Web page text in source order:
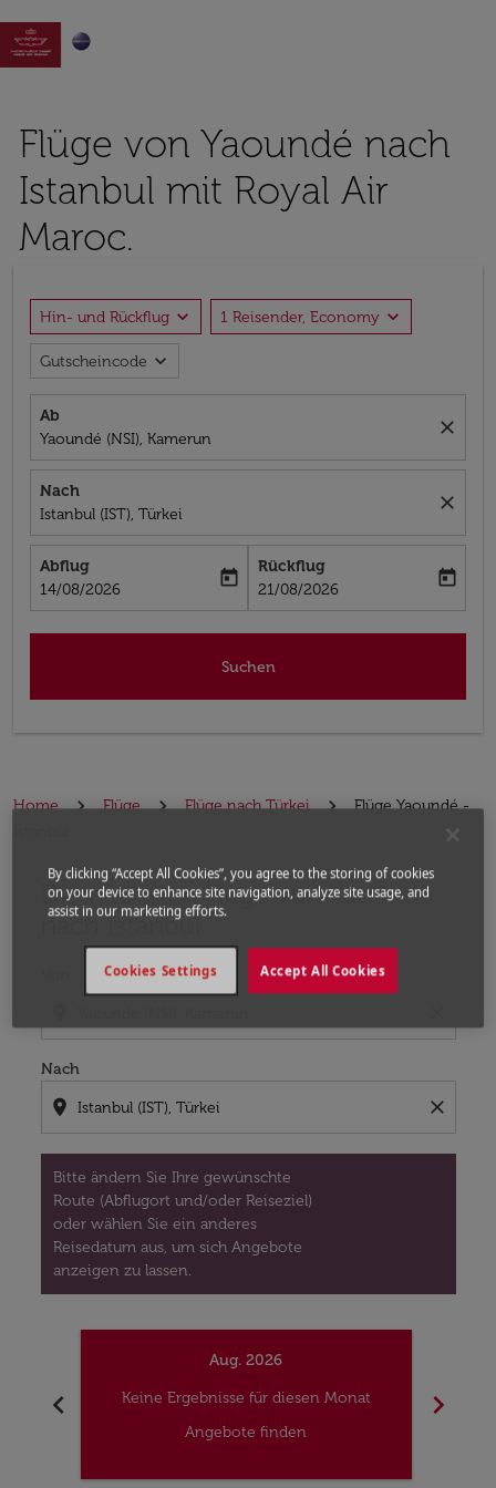

Flüge von Yaoundé nach
Istanbul mit Royal Air
Maroc.
Hin- und Rückflug expand_more 1 Reisender, Economy expand_more
Gutscheincode expand_more
Ab
Yaoundé (NSI), Kamerun
close
Nach
Istanbul (IST), Türkei
close
Abflug
fc-booking-departure-date-aria-label
14/08/2026
today
Rückflug
fc-booking-return-date-aria-label
21/08/2026
today
Suchen
Home Flüge Flüge nach Türkei
Flüge Yaoundé -
Die nächsten Flüge von Yaoundé
nach Istanbul
Nach
location_on close
Bitte ändern Sie Ihre gewünschte
Route (Abflugort und/oder Reiseziel)
oder wählen Sie ein anderes
Reisedatum aus, um sich Angebote
anzeigen zu lassen.
Bitte ändern Sie Ihre gewünschte Route (Abflugort
chevron_left
Aug. 2026
Keine Ergebnisse für diesen Monat
Angebote finden
chevron_right
By clicking “Accept All Cookies”, you agree to the storing of cookies
on your device to enhance site navigation, analyze site usage, and
assist in our marketing efforts.
Accept All Cookies
Cookies Settings